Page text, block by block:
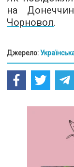
на
Чорновол.
Джерело: